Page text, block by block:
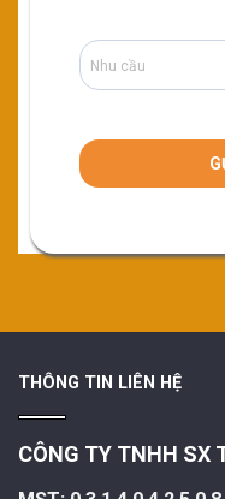
THÔNG TIN LIÊN HỆ
CÔNG TY TNHH SX